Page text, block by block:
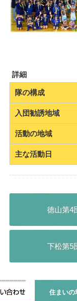
詳細
隊の構成
入団勧誘地域
活動の地域
主な活動日
徳山第4
下松第5
住まいの